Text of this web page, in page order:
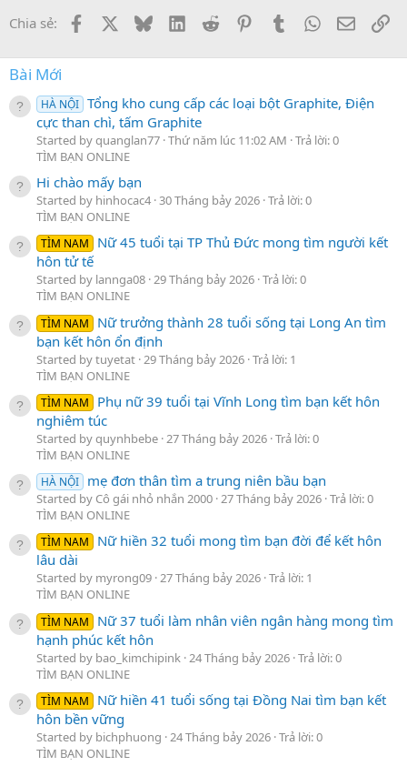
Chia sẻ: Facebook BlueskyLinkedInReddit PinterestTumblrWhatsApp
Email
Bài Mới
HÀ NỘI Tổng kho cung cấp các loại bột Graphite, Điện
cực than chì, tấm Graphite
Started by quanglan77 Thứ năm lúc 11:02 AM Trả lời: 0
TÌM BẠN ONLINE
Hi chào mấy bạn
Started by hinhocac4 30 Tháng bảy 2026 Trả lời: 0
TÌM BẠN ONLINE
TÌM NAM
Nữ 45 tuổi tại TP Thủ Đức mong tìm người kết
hôn tử tế
Started by lannga08 29 Tháng bảy 2026 Trả lời: 0
TÌM BẠN ONLINE
TÌM NAM
Nữ trưởng thành 28 tuổi sống tại Long An tìm
bạn kết hôn ổn định
Started by tuyetat 29 Tháng bảy 2026 Trả lời: 1
TÌM BẠN ONLINE
TÌM NAM
Phụ nữ 39 tuổi tại Vĩnh Long tìm bạn kết hôn
nghiêm túc
Started by quynhbebe 27 Tháng bảy 2026 Trả lời: 0
TÌM BẠN ONLINE
HÀ NỘI mẹ đơn thân tìm a trung niên bầu bạn
Started by Cô gái nhỏ nhắn 2000 27 Tháng bảy 2026 Trả lời: 0
TÌM BẠN ONLINE
TÌM NAM
Nữ hiền 32 tuổi mong tìm bạn đời để kết hôn
lâu dài
Started by myrong09 27 Tháng bảy 2026 Trả lời: 1
TÌM BẠN ONLINE
TÌM NAM
Nữ 37 tuổi làm nhân viên ngân hàng mong tìm
hạnh phúc kết hôn
Started by bao_kimchipink 24 Tháng bảy 2026 Trả lời: 0
TÌM BẠN ONLINE
TÌM NAM
Nữ hiền 41 tuổi sống tại Đồng Nai tìm bạn kết
hôn bền vững
Started by bichphuong 24 Tháng bảy 2026 Trả lời: 0
TÌM BẠN ONLINE